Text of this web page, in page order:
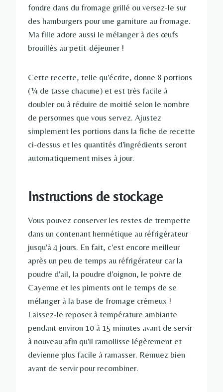
fondre dans du fromage grillé ou versez-le sur
des hamburgers pour une garniture au fromage.
Ma fille adore aussi le mélanger à des œufs
brouillés au petit-déjeuner !
Cette recette, telle qu'écrite, donne 8 portions
(¼ de tasse chacune) et est très facile à
doubler ou à réduire de moitié selon le nombre
de personnes que vous servez. Ajustez
simplement les portions dans la fiche de recette
ci-dessus et les quantités d'ingrédients seront
automatiquement mises à jour.
Instructions de stockage
Vous pouvez conserver les restes de trempette
dans un contenant hermétique au réfrigérateur
jusqu'à 4 jours. En fait, c'est encore meilleur
après un peu de temps au réfrigérateur car la
poudre d'ail, la poudre d'oignon, le poivre de
Cayenne et les piments ont le temps de se
mélanger à la base de fromage crémeux !
Laissez-le reposer à température ambiante
pendant environ 10 à 15 minutes avant de servir
à nouveau afin qu'il ramollisse légèrement et
devienne plus facile à ramasser. Remuez bien
avant de servir pour recombiner.